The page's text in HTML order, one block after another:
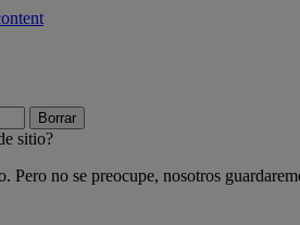
Borrar
sitio?
Pero no se preocupe, nosotros